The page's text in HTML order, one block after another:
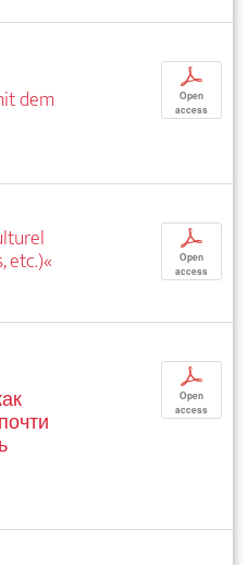
dem
p
Open
access
etc.)«
p
Open
access
p
Open
access